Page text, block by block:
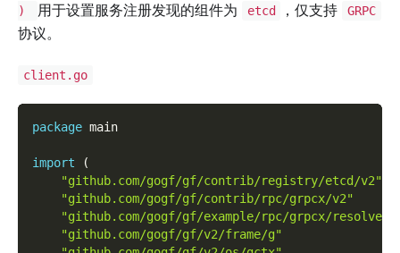
)
用于设置服务注册发现的组件为 etcd ，仅支持 GRPC
协议。
client.go
package main
import
(
"github.com/gogf/gf/contrib/registry/etcd/v2"
"github.com/gogf/gf/contrib/rpc/grpcx/v2"
"github.com/gogf/gf/example/rpc/grpcx/
"github.com/gogf/gf/v2/frame/g"